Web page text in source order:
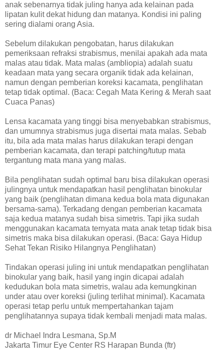
anak sebenarnya tidak juling hanya ada kelainan pada
lipatan kulit dekat hidung dan matanya. Kondisi ini paling
sering dialami orang Asia.
Sebelum dilakukan pengobatan, harus dilakukan
pemeriksaan refraksi strabismus, menilai apakah ada mata
malas atau tidak. Mata malas (ambliopia) adalah suatu
keadaan mata yang secara organik tidak ada kelainan,
namun dengan pemberian koreksi kacamata, penglihatan
tetap tidak optimal. (Baca: Cegah Mata Kering & Merah saat
Cuaca Panas)
Lensa kacamata yang tinggi bisa menyebabkan strabismus,
dan umumnya strabismus juga disertai mata malas. Sebab
itu, bila ada mata malas harus dilakukan terapi dengan
pemberian kacamata, dan terapi patching/tutup mata
tergantung mata mana yang malas.
Bila penglihatan sudah optimal baru bisa dilakukan operasi
julingnya untuk mendapatkan hasil penglihatan binokular
yang baik (penglihatan dimana kedua bola mata digunakan
bersama-sama). Terkadang dengan pemberian kacamata
saja kedua matanya sudah bisa simetris. Tapi jika sudah
menggunakan kacamata ternyata mata anak tetap tidak bisa
simetris maka bisa dilakukan operasi. (Baca: Gaya Hidup
Sehat Tekan Risiko Hilangnya Penglihatan)
Tindakan operasi juling ini untuk mendapatkan penglihatan
binokular yang baik, hasil yang ingin dicapai adalah
kedudukan bola mata simetris, walau ada kemungkinan
under atau over koreksi (juling terlihat minimal). Kacamata
operasi tetap perlu untuk mempertahankan tajam
penglihatannya supaya tidak kembali menjadi mata malas.
dr Michael Indra Lesmana, Sp.M
Jakarta Timur Eye Center RS Harapan Bunda (ftr)